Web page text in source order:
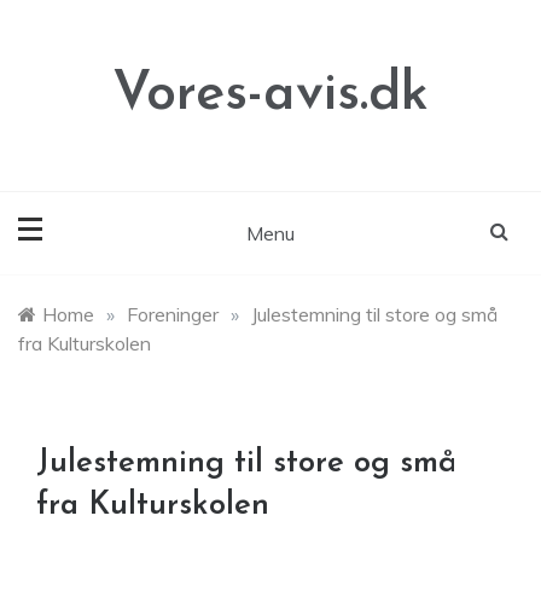
Vores-avis.dk
Menu
Home » Foreninger » Julestemning til store og små
fra Kulturskolen
Julestemning til store og små
fra Kulturskolen